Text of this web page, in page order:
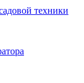
техники